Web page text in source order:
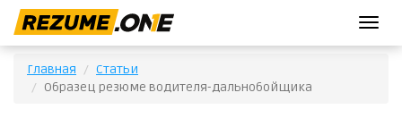
T
Главная
Статьи
Образец резюме водителя-дальнобойщика